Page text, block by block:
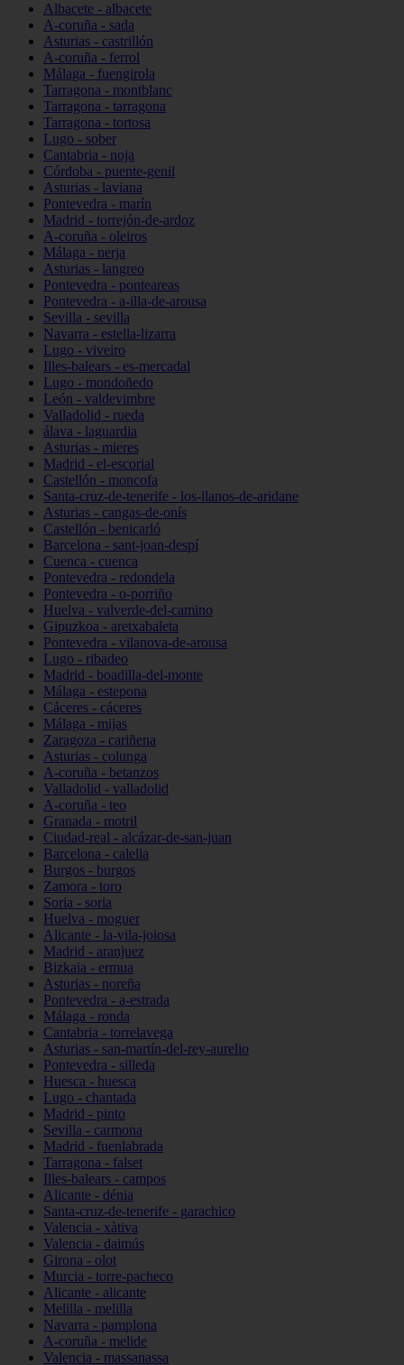
Albacete - albacete
A-coruña - sada
Asturias - castrillón
A-coruña - ferrol
Málaga - fuengirola
Tarragona - montblanc
Tarragona - tarragona
Tarragona - tortosa
Lugo - sober
Cantabria - noja
Córdoba - puente-genil
Asturias - laviana
Pontevedra - marín
Madrid - torrejón-de-ardoz
A-coruña - oleiros
Málaga - nerja
Asturias - langreo
Pontevedra - ponteareas
Pontevedra - a-illa-de-arousa
Sevilla - sevilla
Navarra - estella-lizarra
Lugo - viveiro
Illes-balears - es-mercadal
Lugo - mondoñedo
León - valdevimbre
Valladolid - rueda
álava - laguardia
Asturias - mieres
Madrid - el-escorial
Castellón - moncofa
Santa-cruz-de-tenerife - los-llanos-de-aridane
Asturias - cangas-de-onís
Castellón - benicarló
Barcelona - sant-joan-despí
Cuenca - cuenca
Pontevedra - redondela
Pontevedra - o-porriño
Huelva - valverde-del-camino
Gipuzkoa - aretxabaleta
Pontevedra - vilanova-de-arousa
Lugo - ribadeo
Madrid - boadilla-del-monte
Málaga - estepona
Cáceres - cáceres
Málaga - mijas
Zaragoza - cariñena
Asturias - colunga
A-coruña - betanzos
Valladolid - valladolid
A-coruña - teo
Granada - motril
Ciudad-real - alcázar-de-san-juan
Barcelona - calella
Burgos - burgos
Zamora - toro
Soria - soria
Huelva - moguer
Alicante - la-vila-joiosa
Madrid - aranjuez
Bizkaia - ermua
Asturias - noreña
Pontevedra - a-estrada
Málaga - ronda
Cantabria - torrelavega
Asturias - san-martín-del-rey-aurelio
Pontevedra - silleda
Huesca - huesca
Lugo - chantada
Madrid - pinto
Sevilla - carmona
Madrid - fuenlabrada
Tarragona - falset
Illes-balears - campos
Alicante - dénia
Santa-cruz-de-tenerife - garachico
Valencia - xàtiva
Valencia - daimús
Girona - olot
Murcia - torre-pacheco
Alicante - alicante
Melilla - melilla
Navarra - pamplona
A-coruña - melide
Valencia - massanassa